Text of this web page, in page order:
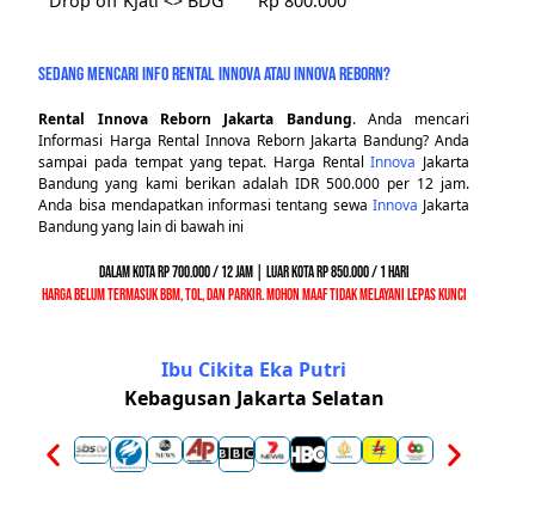
SEDANG MENCARI INFO RENTAL INNOVA ATAU INNOVA REBORN?
Rental Innova Reborn Jakarta Bandung. Anda mencari
Informasi Harga Rental Innova Reborn Jakarta Bandung? Anda
sampai pada tempat yang tepat. Harga RentalInnova Jakarta
Bandung yang kami berikan adalah IDR 500.000 per 12 jam.
Anda bisa mendapatkan informasi tentang sewa Innova Jakarta
Bandung yang lain di bawah ini
Dalam Kota Rp 700.000 / 12 Jam | Luar Kota Rp 850.000 / 1 hari
Harga Belum Termasuk BBM, Tol, dan Parkir. Mohon Maaf Tidak Melayani Lepas Kunci
Ibu Cikita Eka Putri
Kebagusan Jakarta Selatan